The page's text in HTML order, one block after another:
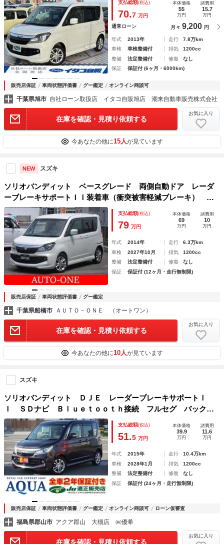
ビライザー ＥＴＣ付 運転席助手席エアバッグ サイドエア
バッグ
支払総額(税込)
70.7 万円
本体価格
55
万円
諸費用
15.7
万円
通常ローン 月々 9,200 円
年式 2013年 走行
7.8万km
車検
車検整備付 排気
1200cc
整備
法定整備付 修復
なし
保証
保証付 (6ヶ月・6000km)
販売店保証 車両状態評価書 グー鑑定 オンライン商談可
千葉県旭市 自社ローン取扱店 イタコ自販旭店 潮来自動車販売株式会社
在庫を確認・見積り依頼する
お気に入り
今あなたの他に15人が見ています
NEW スズキ
ソリオバンディット ベースグレード 両側自動ドア レーダ
ーブレーキサポートＩＩ装着車（衝突被害軽減ブレーキ） 純
正フルエアロ スマートキー クルコン ＤＶＤ再生ナビフル
セグＴＶ バックカメラ 前後ドライブレコーダー 全国対応
１年保証付
支払総額(税込)
79 万円
本体価格
69
万円
諸費用
10
万円
年式 2014年 走行
6.3万km
車検
2027年10月 排気
1200cc
整備
法定整備付 修復
なし
保証
保証付 (12ヶ月・走行無制限)
販売店保証 車両状態評価書 グー鑑定
千葉県船橋市 ＡＵＴＯ－ＯＮＥ （オートワン）
在庫を確認・見積り依頼する
お気に入り
今あなたの他に10人が見ています
スズキ
ソリオバンディット ＤＪＥ レーダーブレーキサポートＩ
Ｉ ＳＤナビ Ｂｌｕｅｔｏｏｔｈ接続 フルセグ バックカ
メラ 両側電動スライドドア プッシュスタート 純正１５イ
ンチアルミホイール オートライト ステアリモコン ２年
保証付
支払総額(税込)
51.5 万円
本体価格
39.9
万円
諸費用
11.6
万円
年式 2015年 走行
10.4万km
車検
2028年1月 排気
1200cc
整備
法定整備付 修復
なし
保証
保証付 (24ヶ月・走行無制限)
販売店保証 車両状態評価書 グー鑑定 オンライン商談可 ローン仮審査
福島県郡山市 アクア郡山 大槻店 ㈱優希
在庫を確認・見積り依頼する
お気に入り